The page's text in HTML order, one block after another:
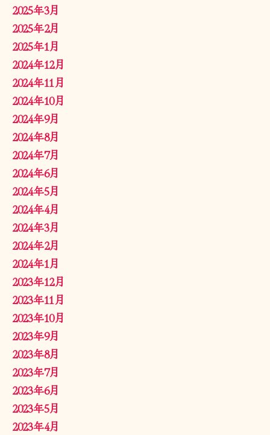
2025年3月
2025年2月
2025年1月
2024年12月
2024年11月
2024年10月
2024年9月
2024年8月
2024年7月
2024年6月
2024年5月
2024年4月
2024年3月
2024年2月
2024年1月
2023年12月
2023年11月
2023年10月
2023年9月
2023年8月
2023年7月
2023年6月
2023年5月
2023年4月